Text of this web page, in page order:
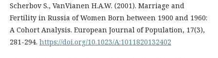
Scherbov S., VanVianen H.A.W. (2001). Marriage and
Fertility in Russia of Women Born between 1900 and 1960:
A Cohort Analysis. European Journal of Population, 17(3),
281-294. https://doi.org/10.1023/A:1011820132402